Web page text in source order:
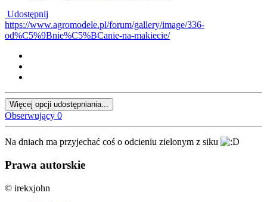
Udostępnij
https://www.agromodele.pl/forum/gallery/image/336-
od%C5%9Bnie%C5%BCanie-na-makiecie/
Więcej opcji udostępniania...
Obserwujący 0
Na dniach ma przyjechać coś o odcieniu zielonym z siku
Prawa autorskie
© irekxjohn